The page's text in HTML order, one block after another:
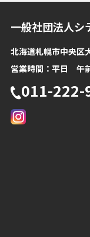
一般社団法人シ
北海道札幌市中央
営業時間：平日 午
011-222-